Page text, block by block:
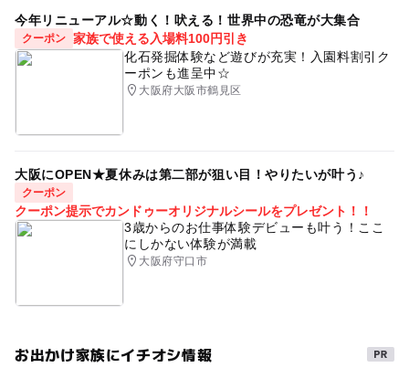
今年リニューアル☆動く！吠える！世界中の恐竜が大集合
クーポン 家族で使える入場料100円引き
化石発掘体験など遊びが充実！入園料割引ク
ーポンも進呈中☆
大阪府大阪市鶴見区
大阪にOPEN★夏休みは第二部が狙い目！やりたいが叶う♪
クーポン
クーポン提示でカンドゥーオリジナルシールをプレゼント！！
3歳からのお仕事体験デビューも叶う！ここ
にしかない体験が満載
大阪府守口市
お出かけ家族にイチオシ情報